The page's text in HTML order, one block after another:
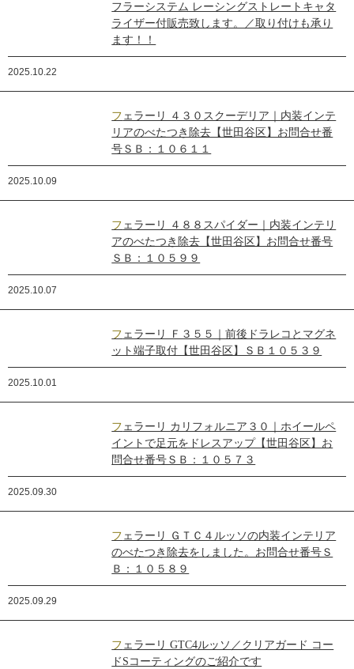
フラーシステム レーシングストレートキャタ
ライザー付販売致します。／取り付けも承り
ます！！
2025.10.22
フェラーリ ４３０スクーデリア｜内装インテ
リアのべたつき除去【世田谷区】お問合せ番
号ＳＢ：１０６１１
2025.10.09
フェラーリ ４８８スパイダー｜内装インテリ
アのべたつき除去【世田谷区】お問合せ番号
ＳＢ：１０５９９
2025.10.07
フェラーリ Ｆ３５５｜前後ドラレコとマグネ
ット端子取付【世田谷区】ＳＢ１０５３９
2025.10.01
フェラーリ カリフォルニア３０｜ホイールペ
イントで足元をドレスアップ【世田谷区】お
問合せ番号ＳＢ：１０５７３
2025.09.30
フェラーリ ＧＴＣ４ルッソの内装インテリア
のべたつき除去をしました。お問合せ番号Ｓ
Ｂ：１０５８９
2025.09.29
フェラーリ GTC4ルッソ／クリアガード コー
ドSコーティングのご紹介です